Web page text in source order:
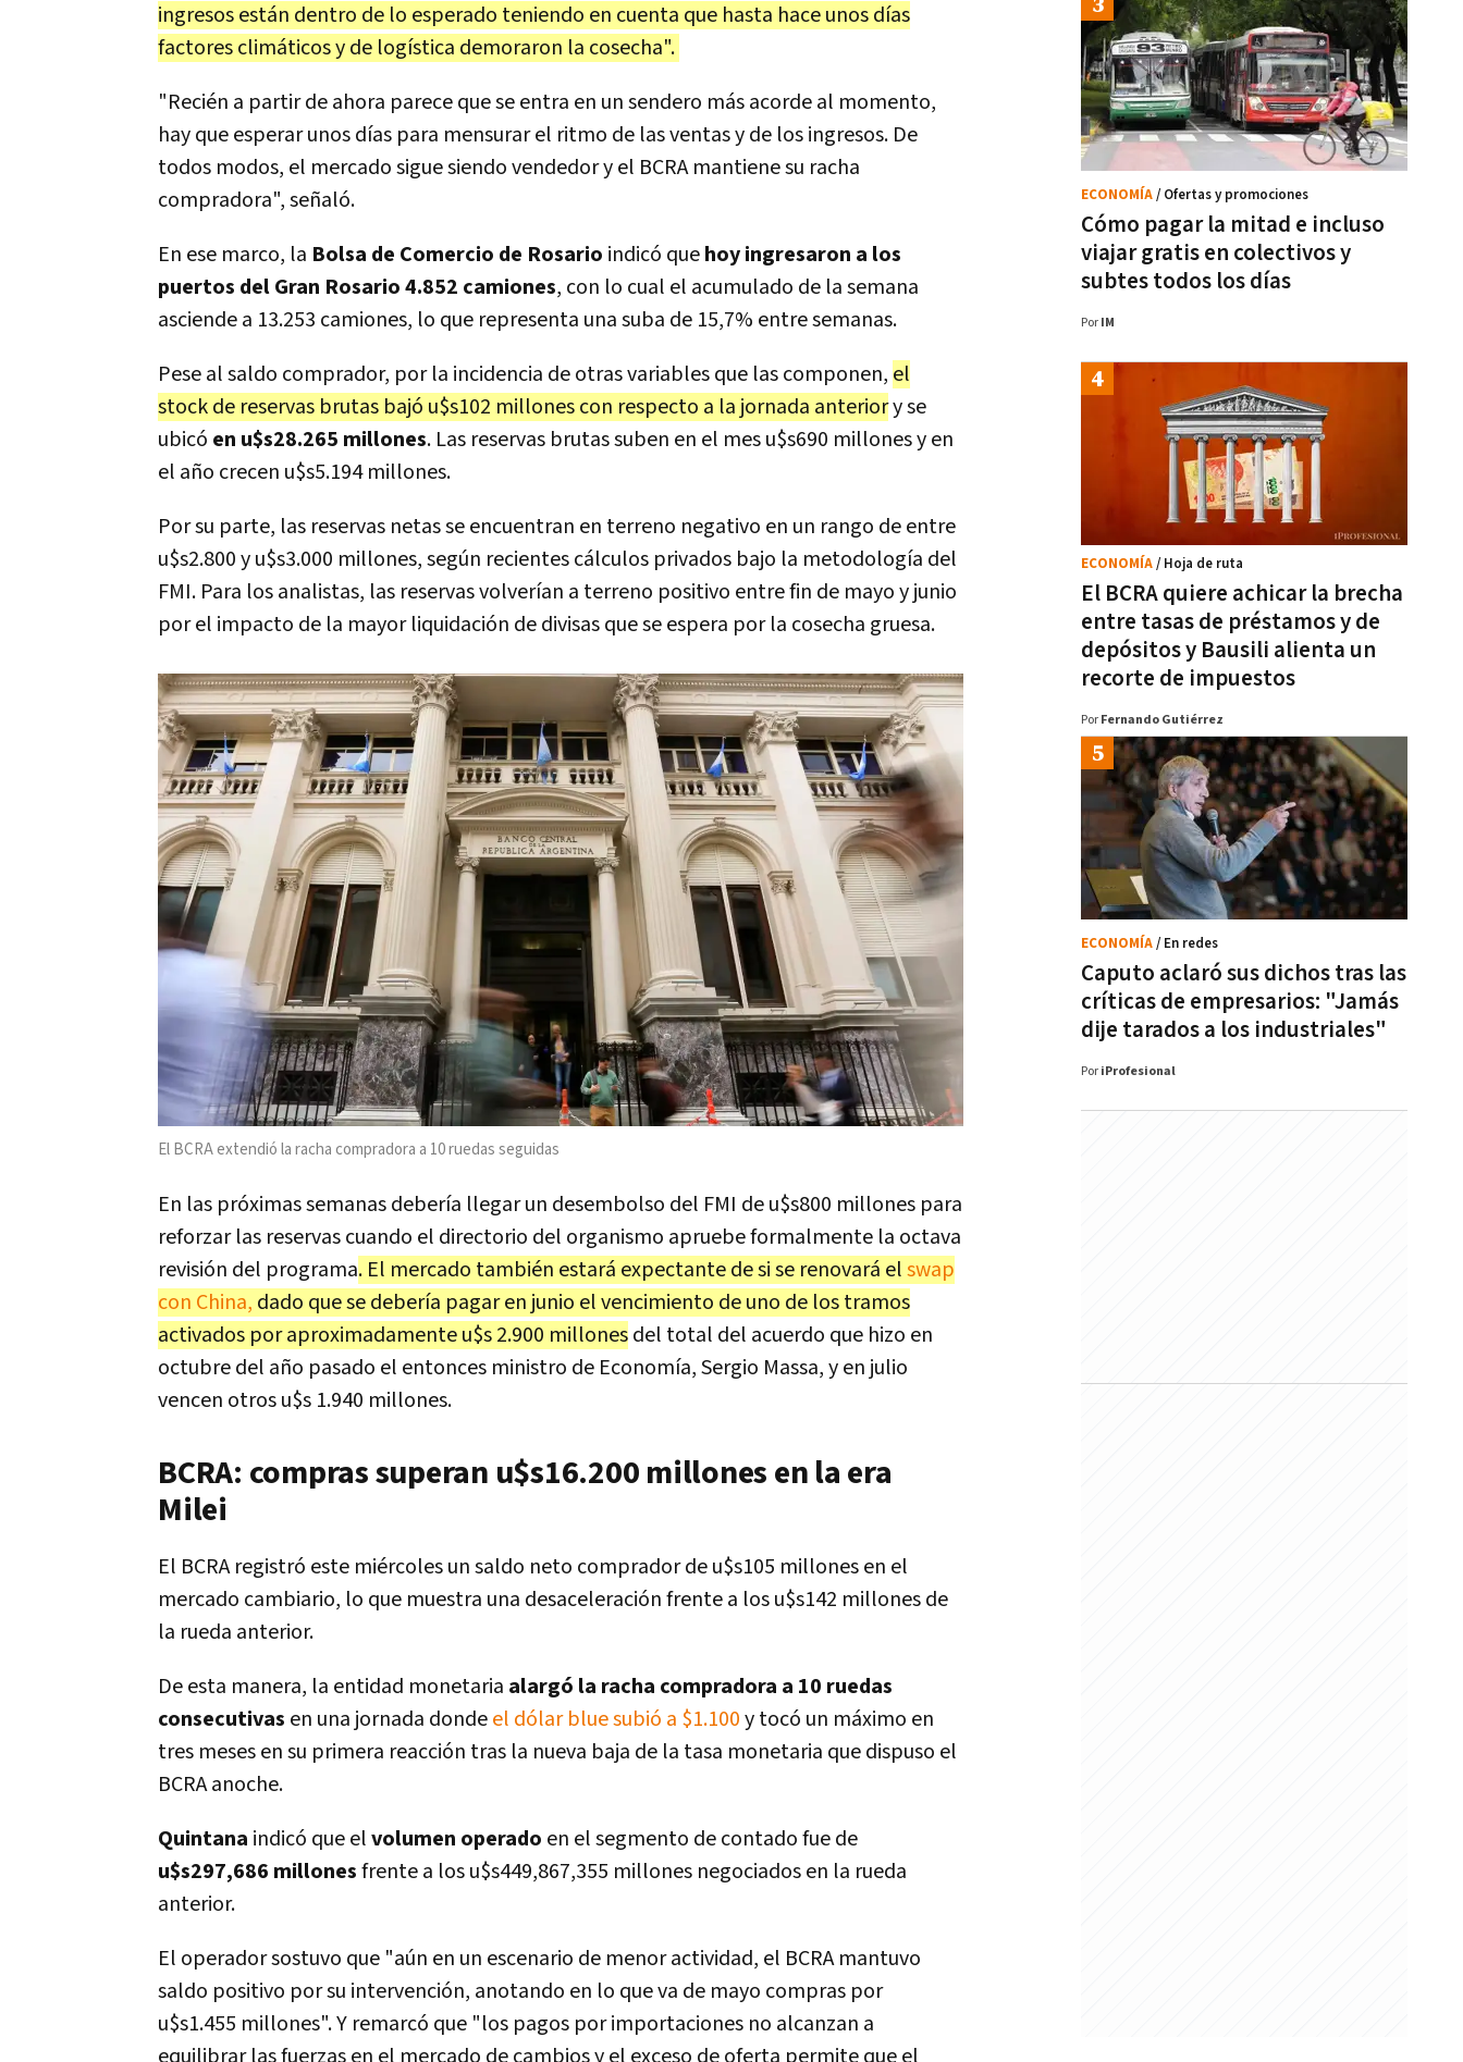
ingresos están dentro de lo esperado teniendo en cuenta que hasta hace unos días
factores climáticos y de logística demoraron la cosecha".
"Recién a partir de ahora parece que se entra en un sendero más acorde al momento,
hay que esperar unos días para mensurar el ritmo de las ventas y de los ingresos. De
todos modos, el mercado sigue siendo vendedor y el BCRA mantiene su racha
compradora", señaló.
En ese marco, la Bolsa de Comercio de Rosario indicó quehoy ingresaron a los
puertos del Gran Rosario 4.852 camiones, con lo cual el acumulado de la semana
asciende a 13.253 camiones, lo que representa una suba de 15,7% entre semanas.
Pese al saldo comprador, por la incidencia de otras variables que las componen, el
stock de reservas brutas bajó u$s102 millones con respecto a la jornada anteriory se
ubicó en u$s28.265 millones. Las reservas brutas suben en el mes u$s690 millones y en
el año crecen u$s5.194 millones.
Por su parte, las reservas netas se encuentran en terreno negativo en un rango de entre
u$s2.800 y u$s3.000 millones, según recientes cálculos privados bajo la metodología del
FMI. Para los analistas, las reservas volverían a terreno positivo entre fin de mayo y junio
por el impacto de la mayor liquidación de divisas que se espera por la cosecha gruesa.
El BCRA extendió la racha compradora a 10 ruedas seguidas
En las próximas semanas debería llegar un desembolso del FMI de u$s800 millones para
reforzar las reservas cuando el directorio del organismo apruebe formalmente la octava
revisión del programa. El mercado también estará expectante de si se renovará elswap
con China, dado que se debería pagar en junio el vencimiento de uno de los tramos
activados por aproximadamente u$s 2.900 millonesdel total del acuerdo que hizo en
octubre del año pasado el entonces ministro de Economía, Sergio Massa, y en julio
vencen otros u$s 1.940 millones.
BCRA: compras superan u$s16.200 millones en la era
Milei
El BCRA registró este miércoles un saldo neto comprador de u$s105 millones en el
mercado cambiario, lo que muestra una desaceleración frente a los u$s142 millones de
la rueda anterior.
De esta manera, la entidad monetaria alargó la racha compradora a 10 ruedas
consecutivas en una jornada dondeel dólar blue subió a $1.100y tocó un máximo en
tres meses en su primera reacción tras la nueva baja de la tasa monetaria que dispuso el
BCRA anoche.
Quintana indicó que elvolumen operado en el segmento de contado fue de
u$s297,686 millonesfrente a los u$s449,867,355 millones negociados en la rueda
anterior.
El operador sostuvo que "aún en un escenario de menor actividad, el BCRA mantuvo
saldo positivo por su intervención, anotando en lo que va de mayo compras por
u$s1.455 millones". Y remarcó que "los pagos por importaciones no alcanzan a
Cómo pagar la mitad e incluso
viajar gratis en colectivos y
subtes todos los días
ECONOMÍA/ Ofertas y promociones
Por IM
El BCRA quiere achicar la brecha
entre tasas de préstamos y de
depósitos y Bausili alienta un
recorte de impuestos
ECONOMÍA/ Hoja de ruta
Por Fernando Gutiérrez
Caputo aclaró sus dichos tras las
críticas de empresarios: "Jamás
dije tarados a los industriales"
ECONOMÍA/ En redes
Por iProfesional